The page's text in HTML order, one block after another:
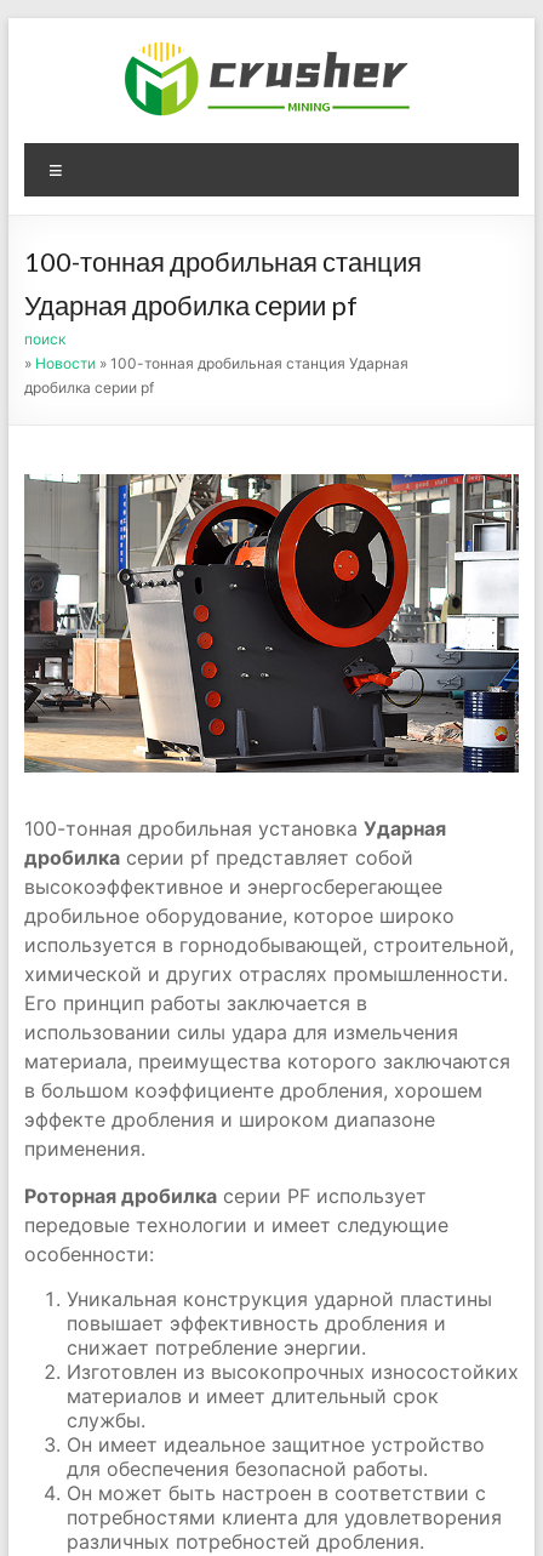
Оборудование для
дробления угля,
измельчения печного
порошка
100-тонная дробильная станция
Ударная дробилка серии pf
поиск
» Новости» 100-тонная дробильная станция Ударная
дробилка серии pf
100-тонная дробильная установка Ударная
дробилкасерии pf представляет собой
высокоэффективное и энергосберегающее
дробильное оборудование, которое широко
используется в горнодобывающей, строительной,
химической и других отраслях промышленности.
Его принцип работы заключается в
использовании силы удара для измельчения
материала, преимущества которого заключаются
в большом коэффициенте дробления, хорошем
эффекте дробления и широком диапазоне
применения.
Роторная дробилкасерии PF использует
передовые технологии и имеет следующие
особенности:
Уникальная конструкция ударной пластины
повышает эффективность дробления и
снижает потребление энергии.
Изготовлен из высокопрочных износостойких
материалов и имеет длительный срок
службы.
Он имеет идеальное защитное устройство
для обеспечения безопасной работы.
Он может быть настроен в соответствии с
потребностями клиента для удовлетворения
различных потребностей дробления.